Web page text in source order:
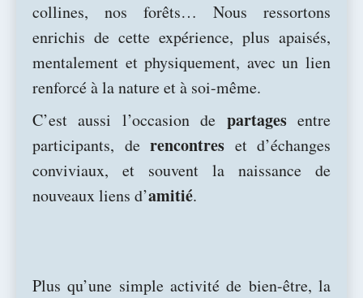
collines, nos forêts… Nous ressortons
enrichis de cette expérience, plus apaisés,
mentalement et physiquement, avec un lien
renforcé à la nature et à soi-même.
C’est aussi l’occasion de partagesentre
participants, de rencontres et d’échanges
conviviaux, et souvent la naissance de
nouveaux liens d’amitié.
Plus qu’une simple activité de bien-être, la